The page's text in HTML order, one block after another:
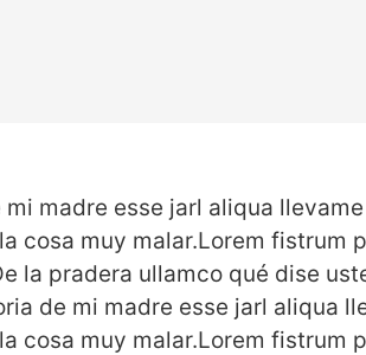
madre esse jarl aliqua
cosa muy malar.Lorem fistrum
la pradera ullamco qué dise
de mi madre esse jarl aliqua
cosa muy malar.Lorem fistrum